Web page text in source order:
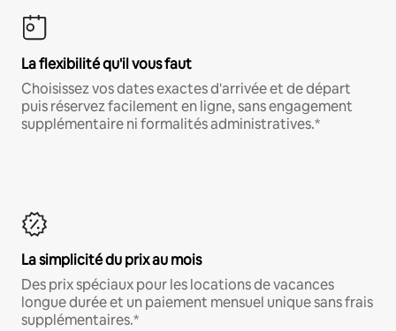
La flexibilité qu'il vous faut
Choisissez vos dates exactes d'arrivée et de départ
puis réservez facilement en ligne, sans engagement
supplémentaire ni formalités administratives.*
La simplicité du prix au mois
Des prix spéciaux pour les locations de vacances
longue durée et un paiement mensuel unique sans frais
supplémentaires.*